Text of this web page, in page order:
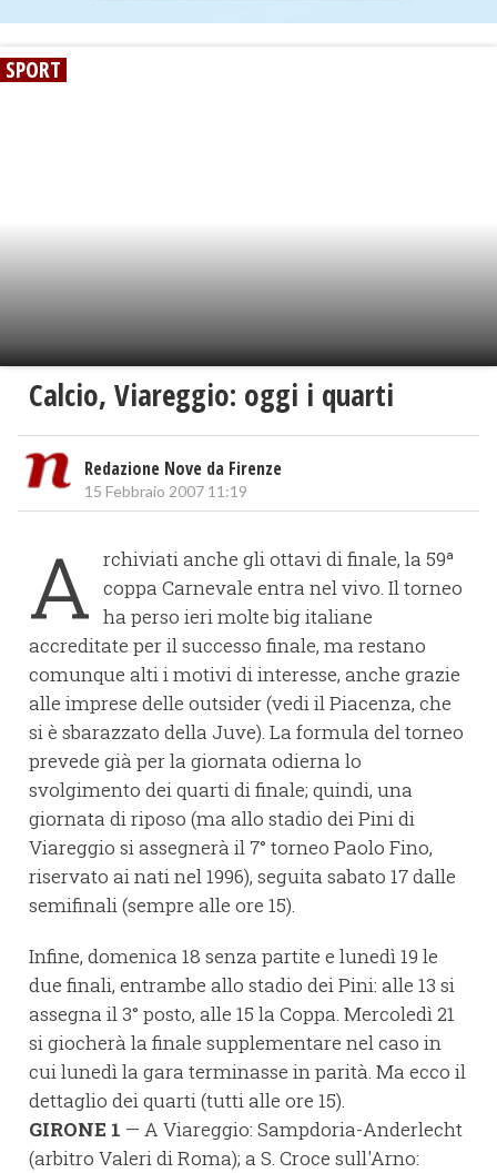
SPORT
Calcio, Viareggio: oggi i quarti
Redazione Nove da Firenze
15 Febbraio 2007 11:19
A rchiviati anche gli ottavi di finale, la 59ª
coppa Carnevale entra nel vivo. Il torneo
ha perso ieri molte big italiane
accreditate per il successo finale, ma restano
comunque alti i motivi di interesse, anche grazie
alle imprese delle outsider (vedi il Piacenza, che
si è sbarazzato della Juve). La formula del torneo
prevede già per la giornata odierna lo
svolgimento dei quarti di finale; quindi, una
giornata di riposo (ma allo stadio dei Pini di
Viareggio si assegnerà il 7° torneo Paolo Fino,
riservato ai nati nel 1996), seguita sabato 17 dalle
semifinali (sempre alle ore 15).
Infine, domenica 18 senza partite e lunedì 19 le
due finali, entrambe allo stadio dei Pini: alle 13 si
assegna il 3° posto, alle 15 la Coppa. Mercoledì 21
si giocherà la finale supplementare nel caso in
cui lunedì la gara terminasse in parità. Ma ecco il
dettaglio dei quarti (tutti alle ore 15).
GIRONE 1 — A Viareggio: Sampdoria-Anderlecht
(arbitro Valeri di Roma); a S. Croce sull'Arno: